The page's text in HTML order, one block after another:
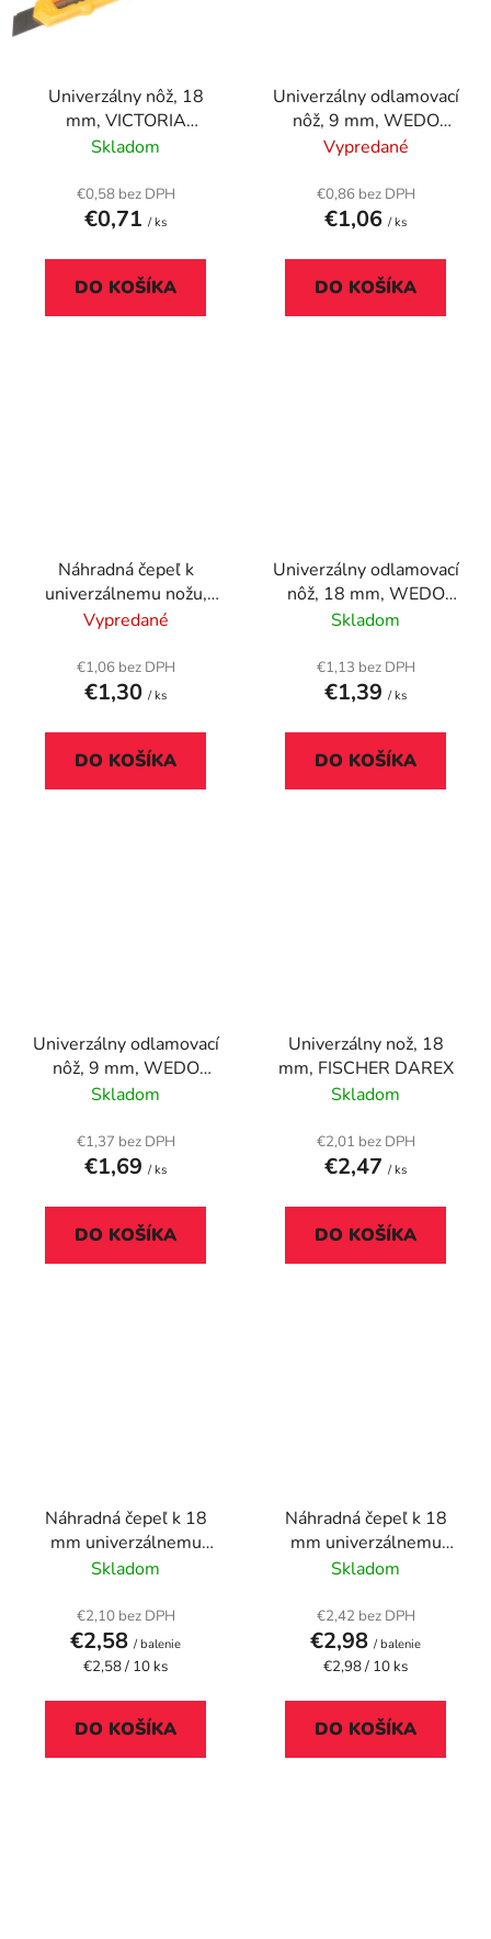
Univerzálny nôž, 18
mm, VICTORIA
FACILITY
Skladom
€0,58 bez DPH
€0,71 / ks
DO KOŠÍKA
Univerzálny odlamovací
nôž, 9 mm, WEDO
"Ecoline", modrá
Vypredané
€0,86 bez DPH
€1,06 / ks
DO KOŠÍKA
Náhradná čepeľ k
univerzálnemu nožu,
100 x 18 mm, 10 ks/bal
Vypredané
€1,06 bez DPH
€1,30 / ks
DO KOŠÍKA
Univerzálny odlamovací
nôž, 18 mm, WEDO
"Ecoline", modrá
Skladom
€1,13 bez DPH
€1,39 / ks
DO KOŠÍKA
Univerzálny odlamovací
nôž, 9 mm, WEDO
"Standard", červená
Skladom
€1,37 bez DPH
€1,69 / ks
DO KOŠÍKA
Univerzálny nož, 18
mm, FISCHER DAREX
Skladom
€2,01 bez DPH
€2,47 / ks
DO KOŠÍKA
Náhradná čepeľ k 18
mm univerzálnemu
nožu, WEDO
Skladom
€2,10 bez DPH
€2,58 / balenie
Jednotková
€2,58 / 10 ks
DO KOŠÍKA
Náhradná čepeľ k 18
mm univerzálnemu
nožu, WEDO
Skladom
€2,42 bez DPH
€2,98 / balenie
Jednotková
€2,98 / 10 ks
DO KOŠÍKA